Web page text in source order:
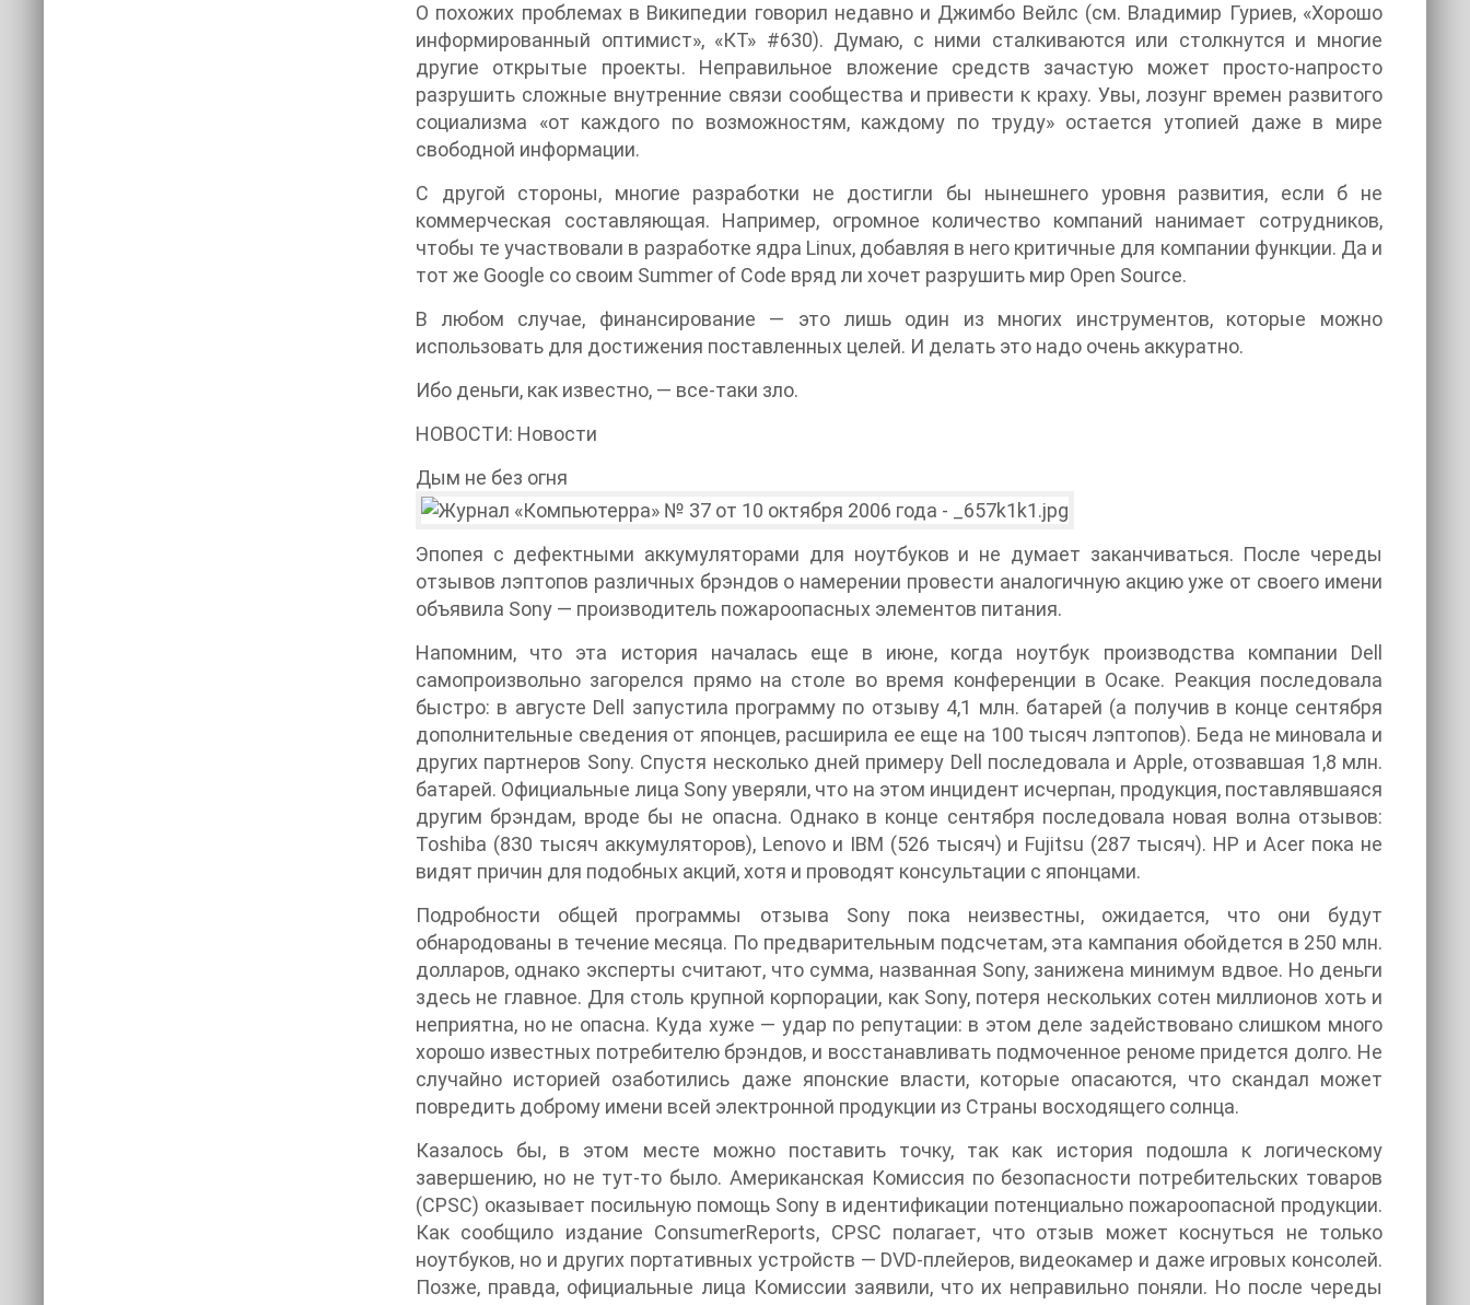
О похожих проблемах в Википедии говорил недавно и Джимбо Вейлс (см. Владимир Гуриев, «Хорошо
информированный оптимист», «КТ» #630). Думаю, с ними сталкиваются или столкнутся и многие
другие открытые проекты. Неправильное вложение средств зачастую может просто-напросто
разрушить сложные внутренние связи сообщества и привести к краху. Увы, лозунг времен развитого
социализма «от каждого по возможностям, каждому по труду» остается утопией даже в мире
свободной информации.
С другой стороны, многие разработки не достигли бы нынешнего уровня развития, если б не
коммерческая составляющая. Например, огромное количество компаний нанимает сотрудников,
чтобы те участвовали в разработке ядра Linux, добавляя в него критичные для компании функции. Да и
тот же Google со своим Summer of Code вряд ли хочет разрушить мир Open Source.
В любом случае, финансирование — это лишь один из многих инструментов, которые можно
использовать для достижения поставленных целей. И делать это надо очень аккуратно.
Ибо деньги, как известно, — все-таки зло.
НОВОСТИ: Новости
Дым не без огня
Эпопея с дефектными аккумуляторами для ноутбуков и не думает заканчиваться. После череды
отзывов лэптопов различных брэндов о намерении провести аналогичную акцию уже от своего имени
объявила Sony — производитель пожароопасных элементов питания.
Напомним, что эта история началась еще в июне, когда ноутбук производства компании Dell
самопроизвольно загорелся прямо на столе во время конференции в Осаке. Реакция последовала
быстро: в августе Dell запустила программу по отзыву 4,1 млн. батарей (а получив в конце сентября
дополнительные сведения от японцев, расширила ее еще на 100 тысяч лэптопов). Беда не миновала и
других партнеров Sony. Спустя несколько дней примеру Dell последовала и Apple, отозвавшая 1,8 млн.
батарей. Официальные лица Sony уверяли, что на этом инцидент исчерпан, продукция, поставлявшаяся
другим брэндам, вроде бы не опасна. Однако в конце сентября последовала новая волна отзывов:
Toshiba (830 тысяч аккумуляторов), Lenovo и IBM (526 тысяч) и Fujitsu (287 тысяч). HP и Acer пока не
видят причин для подобных акций, хотя и проводят консультации с японцами.
Подробности общей программы отзыва Sony пока неизвестны, ожидается, что они будут
обнародованы в течение месяца. По предварительным подсчетам, эта кампания обойдется в 250 млн.
долларов, однако эксперты считают, что сумма, названная Sony, занижена минимум вдвое. Но деньги
здесь не главное. Для столь крупной корпорации, как Sony, потеря нескольких сотен миллионов хоть и
неприятна, но не опасна. Куда хуже — удар по репутации: в этом деле задействовано слишком много
хорошо известных потребителю брэндов, и восстанавливать подмоченное реноме придется долго. Не
случайно историей озаботились даже японские власти, которые опасаются, что скандал может
повредить доброму имени всей электронной продукции из Страны восходящего солнца.
Казалось бы, в этом месте можно поставить точку, так как история подошла к логическому
завершению, но не тут-то было. Американская Комиссия по безопасности потребительских товаров
(CPSC) оказывает посильную помощь Sony в идентификации потенциально пожароопасной продукции.
Как сообщило издание ConsumerReports, CPSC полагает, что отзыв может коснуться не только
ноутбуков, но и других портативных устройств — DVD-плейеров, видеокамер и даже игровых консолей.
Позже, правда, официальные лица Комиссии заявили, что их неправильно поняли. Но после череды